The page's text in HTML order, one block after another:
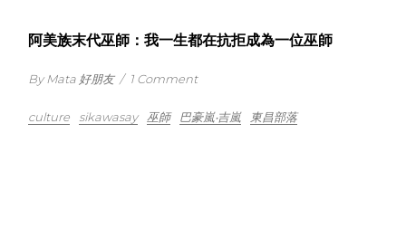
阿美族末代巫師：我一生都在抗拒成為一位巫師
By Mata 好朋友 / 1 Comment
culture sikawasay 巫師 巴豪嵐‧吉嵐 東昌部落